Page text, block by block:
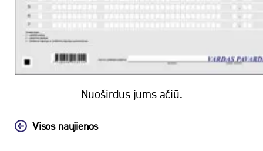
Nuoširdus jums ačiū.
Visos naujienos